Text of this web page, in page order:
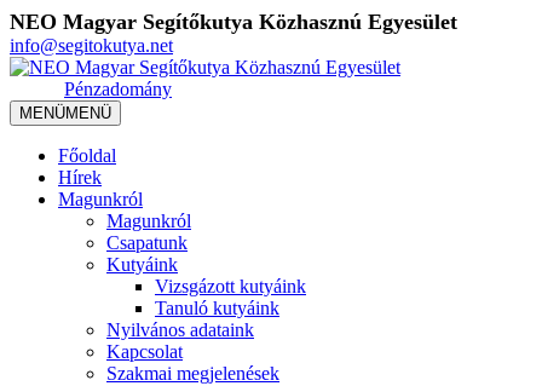
NEO Magyar Segítőkutya Közhasznú Egyesület
info@segitokutya.net
Pénzadomány
MENÜMENÜ
Főoldal
Hírek
Magunkról
Magunkról
Csapatunk
Kutyáink
Vizsgázott kutyáink
Tanuló kutyáink
Nyilvános adataink
Kapcsolat
Szakmai megjelenések